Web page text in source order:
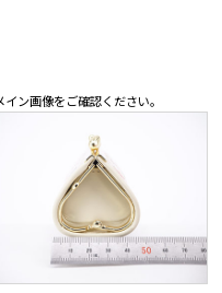
ン画像をご確認ください。